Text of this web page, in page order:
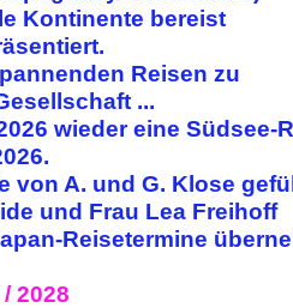
Kontinente bereist
Reisen zu
...
wieder eine Südsee-
von A. und G. Klose
und Frau Lea Freihoff
Reisetermine
2028